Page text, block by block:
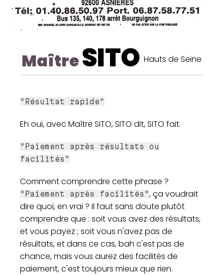
MaîtreSITO Hauts de Seine
"Résultat rapide"
Eh oui, avec Maître SITO, SITO dit, SITO fait.
"Paiement après résultats ou
facilités"
Comment comprendre cette phrase ?
"Paiement après facilités", ça voudrait
dire quoi, en vrai ? Il faut sans doute plutôt
comprendre que : soit vous avez des résultats,
et vous payez ; soit vous n'avez pas de
résultats, et dans ce cas, bah c'est pas de
chance, mais vous aurez des facilités de
paiement, c'est toujours mieux que rien.